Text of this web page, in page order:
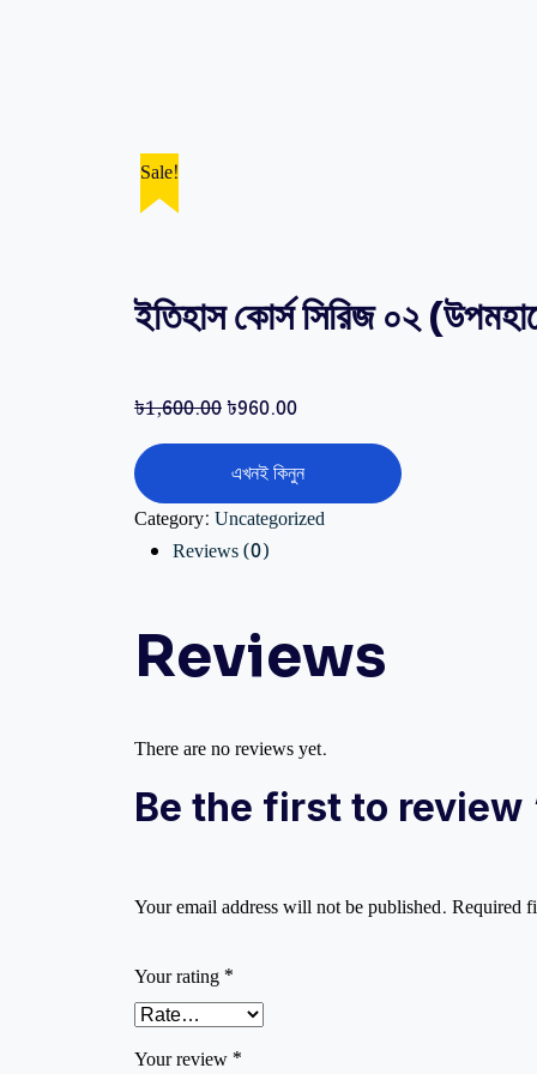
Sale!
ইতিহাস কোর্স সিরিজ ০২
৳1,600.00৳960.00
এখনই কিনুন
Category: Uncategorized
Reviews (0)
Reviews
There are no reviews yet.
Be the first to review
Your email address will not be published. Required
Your rating *
Your review *